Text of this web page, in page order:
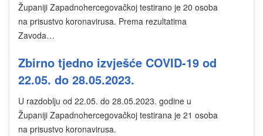
Županiji Zapadnohercegovačkoj testirano je 20 osoba
na prisustvo koronavirusa. Prema rezultatima
Zavoda…
Zbirno tjedno izvješće COVID-19 od
22.05. do 28.05.2023.
U razdoblju od 22.05. do 28.05.2023. godine u
Županiji Zapadnohercegovačkoj testirana je 21 osoba
na prisustvo koronavirusa.